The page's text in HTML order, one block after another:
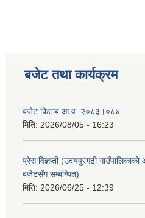
बजेट तथा कार्यक्रम
बजेट किताब आ.व. २०८३।०८४
मिति: 2026/08/05 - 16:23
प्रेस विज्ञप्ती (उदयपुरगढी
बजेटसँग सम्बन्धित)
मिति: 2026/06/25 - 12:39